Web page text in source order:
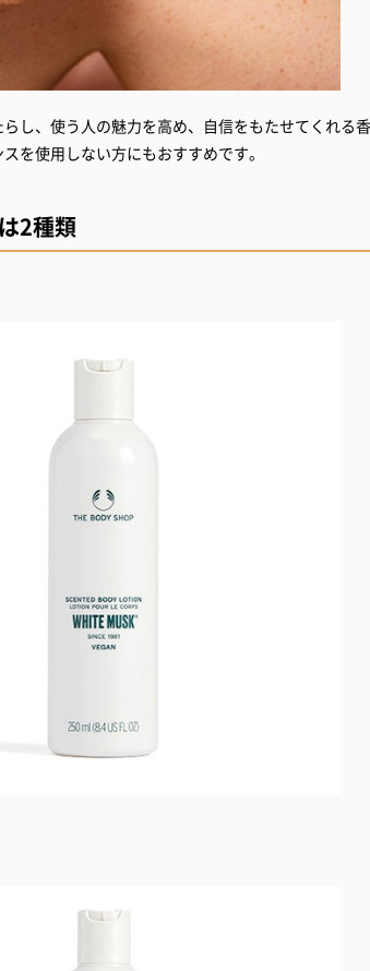
し、使う人の魅力を高め、自信をもたせてくれる
を使用しない方にもおすすめです。
2種類